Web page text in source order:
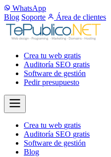
WhatsApp
Blog Soporte Área de clientes
Crea tu web gratis
Auditoría SEO gratis
Software de gestión
Pedir presupuesto
Crea tu web gratis
Auditoría SEO gratis
Software de gestión
Blog